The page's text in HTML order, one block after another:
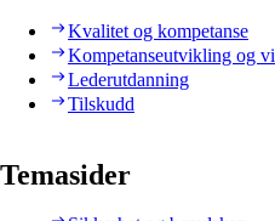
Kvalitet og kompetanse
Kompetanseutvikling og
Lederutdanning
Tilskudd
Temasider